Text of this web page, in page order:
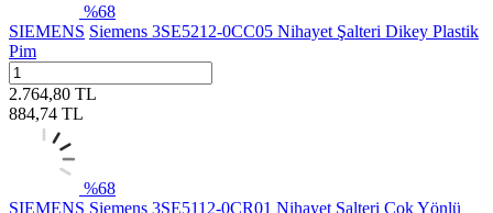
%68
SIEMENS Siemens 3SE5212-0CC05 Nihayet Şalteri Dikey Plastik
Pim
2.764,80 TL
884,74 TL
%68
SIEMENS Siemens 3SE5112-0CR01 Nihayet Şalteri Çok Yönlü